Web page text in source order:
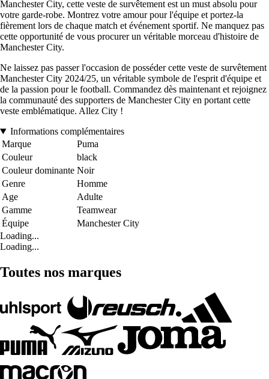
Manchester City, cette veste de survêtement est un must absolu pour
votre garde-robe. Montrez votre amour pour l'équipe et portez-la
fièrement lors de chaque match et événement sportif. Ne manquez pas
cette opportunité de vous procurer un véritable morceau d'histoire de
Manchester City.
Ne laissez pas passer l'occasion de posséder cette veste de survêtement
Manchester City 2024/25, un véritable symbole de l'esprit d'équipe et
de la passion pour le football. Commandez dès maintenant et rejoignez
la communauté des supporters de Manchester City en portant cette
veste emblématique. Allez City !
Informations complémentaires
Marque
Puma
Couleur
black
Couleur dominante Noir
Genre
Homme
Age
Adulte
Gamme
Teamwear
Équipe
Manchester City
Loading...
Loading...
Toutes nos marques